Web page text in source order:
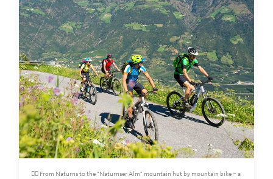
🚵‍♀️ From Naturns to the "Naturnser Alm" mountain hut by mountain bike – a